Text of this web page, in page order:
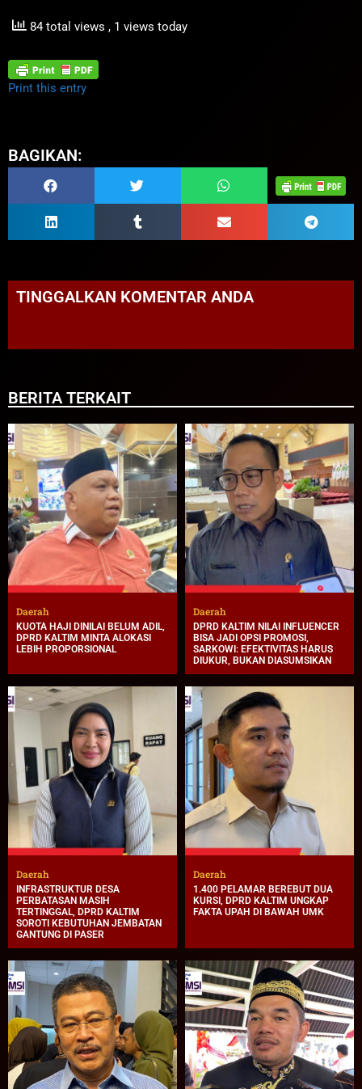
84 total views , 1 views today
Print this entry
BAGIKAN:
TINGGALKAN KOMENTAR ANDA
BERITA TERKAIT
Daerah
KUOTA HAJI DINILAI BELUM ADIL,
DPRD KALTIM MINTA ALOKASI
LEBIH PROPORSIONAL
Daerah
DPRD KALTIM NILAI INFLUENCER
BISA JADI OPSI PROMOSI,
SARKOWI: EFEKTIVITAS HARUS
DIUKUR, BUKAN DIASUMSIKAN
Daerah
INFRASTRUKTUR DESA
PERBATASAN MASIH
TERTINGGAL, DPRD KALTIM
SOROTI KEBUTUHAN JEMBATAN
GANTUNG DI PASER
Daerah
1.400 PELAMAR BEREBUT DUA
KURSI, DPRD KALTIM UNGKAP
FAKTA UPAH DI BAWAH UMK